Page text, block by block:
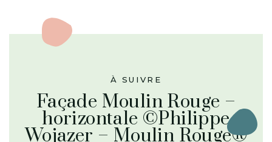
À SUIVRE
Façade Moulin Rouge –
horizontale ©Philippe
Wojazer – Moulin Rouge®